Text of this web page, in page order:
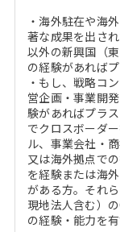
・海外駐在や海
著な成果を出さ
以外の新興国（
の経験があればプ
・もし、戦略コ
営企画・事業開
験があればプラ
でクロスボーダ
ル、事業会社・
又は海外拠点で
を経験または海
がある方。それ
現地法人含む）
の経験・能力を有